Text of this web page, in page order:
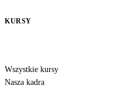
KURSY
Wszystkie kursy
Nasza kadra